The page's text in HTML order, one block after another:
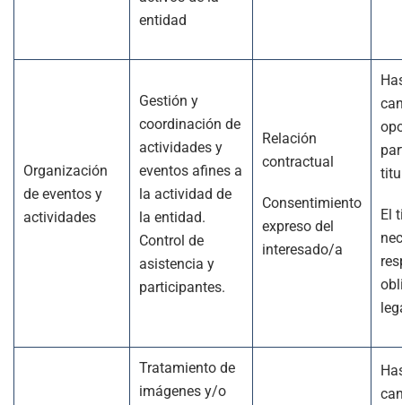
entidad
Organización
de eventos y
actividades
Gestión y
coordinación de
actividades y
eventos afines a
la actividad de
la entidad.
Control de
asistencia y
participantes.
Relación
contractual
Consentimiento
expreso del
interesado/a
El
Tratamiento de
imágenes y/o